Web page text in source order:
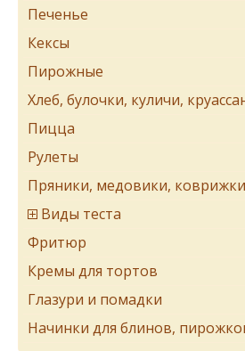
Печенье
Кексы
Пирожные
Хлеб, булочки, куличи,
Пицца
Рулеты
Пряники, медовики, коврижки
Виды теста
Фритюр
Кремы для тортов
Глазури и помадки
Начинки для блинов,